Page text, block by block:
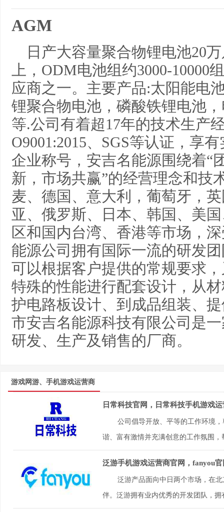
AGM
日产大容量聚合物锂电池20
上，ODM电池组约3000-10000
应商之一。主要产品:太阳能电
锂聚合物电池，磷酸铁锂电池
等.公司有着超17年的技术生产
O9001:2015、SGS等认证，享
企业称号，安吉名能源围绕着“
新，市场共赢”的经营理念和技
麦、德国、意大利，葡萄牙，
亚、俄罗斯、日本、韩国、美
区和国内台湾、香港等市场，
能源公司拥有国际一流的研发
可以根据客户提供的常规要求
特殊的性能进行配套设计，从
护电路板设计、到成品组装、
市安吉名能源科技有限公司是
研发、生产及销售的厂商。
游戏网游、手机游戏运营商
日常科技官网，日常科技手机游戏
公司倡导开放、平等的工作环境
谐、富有激情并充满创意的工作氛围
泛游手机游戏运营商官网，fanyou
泛游产品面向中日两个市场，在
伴。泛游拥有业内优秀的开发团队，